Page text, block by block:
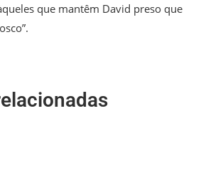
que mantêm David preso que